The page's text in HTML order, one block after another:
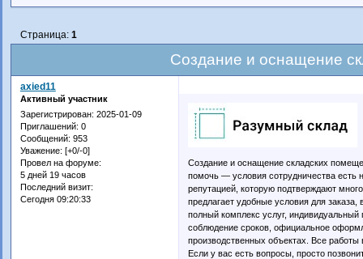
Cоздание и оснащение
Страница: 1
axied11
Активный участник
Зарегистрирован: 2025-01-09
Приглашений: 0
Сообщений: 953
Уважение: [+0/-0]
Провел на форуме:
5 дней 19 часов
Последний визит:
Сегодня 09:20:33
Создание и оснащение складских
помочь — условия сотрудничества есть
репутацией, которую подтверждают
предлагает удобные условия для
полный комплекс услуг, индивидуальный
соблюдение сроков, официальное
производственных объектах. Все
Если у вас есть вопросы, просто